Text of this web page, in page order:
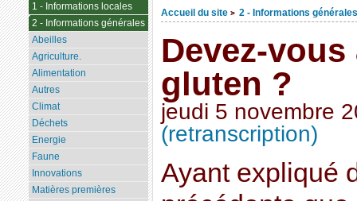
Accueil du site > 2 - Informations générales
Devez-
gluten ?
jeudi 5 novembre
(retranscription)
Ayant expliqué
1 - Informations locales
2 - Informations générales
Abeilles
Agriculture.
Alimentation
Autres
Climat
Déchets
Energie
Faune
Innovations
Matières premières